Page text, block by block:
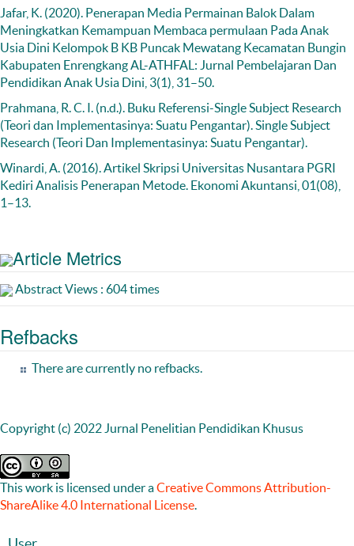
Jafar, K. (2020). Penerapan Media Permainan Balok Dalam
Meningkatkan Kemampuan Membaca permulaan Pada Anak
Usia Dini Kelompok B KB Puncak Mewatang Kecamatan Bungin
Kabupaten Enrengkang AL-ATHFAL: Jurnal Pembelajaran Dan
Pendidikan Anak Usia Dini, 3(1), 31–50.
Prahmana, R. C. I. (n.d.). Buku Referensi-Single Subject Research
(Teori dan Implementasinya: Suatu Pengantar). Single Subject
Research (Teori Dan Implementasinya: Suatu Pengantar).
Winardi, A. (2016). Artikel Skripsi Universitas Nusantara PGRI
Kediri Analisis Penerapan Metode. Ekonomi Akuntansi, 01(08),
1–13.
Article Metrics
Abstract Views : 604 times
Refbacks
There are currently no refbacks.
Copyright (c) 2022 Jurnal Penelitian Pendidikan Khusus
This work is licensed under aCreative Commons Attribution-
ShareAlike 4.0 International License.